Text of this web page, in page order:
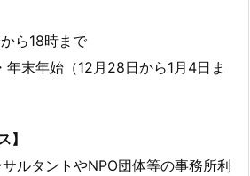
ら18時まで
末年始（12月28日から1月4日ま
】
ルタントやNPO団体等の事務所利